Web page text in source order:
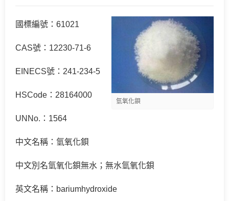
氫氧化鋇
國標編號：61021
CAS號：12230-71-6
EINECS號：241-234-5
HSCode：28164000
UNNo.：1564
中文名稱：氫氧化鋇
中文別名氫氧化鋇無水；無水氫氧化鋇
英文名稱：bariumhydroxide